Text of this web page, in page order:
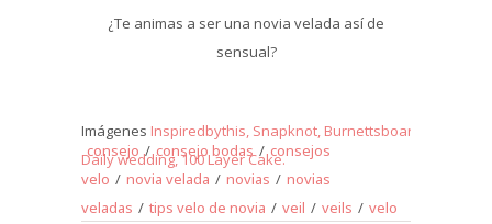
¿Te animas a ser una novia velada así de
sensual?
Imágenes Inspiredbythis, Snapknot, Burnettsboards,
Daily wedding,100 Layer Cake.
consejo / consejo bodas / consejos
velo / novia velada / novias / novias
veladas / tips velo de novia / veil / veils / velo